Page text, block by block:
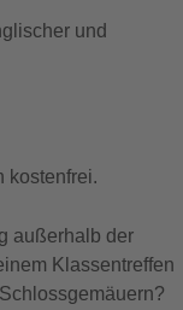
und
kostenfrei.
außerhalb der
Klassentreffen